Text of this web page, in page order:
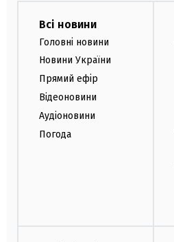
Всі новини
Головні новини
Новини України
Прямий ефір
Відеоновини
Аудіоновини
Погода